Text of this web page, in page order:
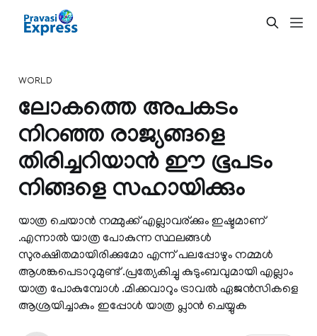
WORLD
ലോകത്തെ അപകടം
നിറഞ്ഞ രാജ്യങ്ങളെ
തിരിച്ചറിയാന്‍ ഈ ഭൂപടം
നിങ്ങളെ സഹായിക്കും
യാത്ര ചെയാന്‍ നമ്മുക്ക് എല്ലാവര്ക്കും ഇഷ്ടമാണ്
.എന്നാല്‍ യാത്ര പോകുന്ന സ്ഥലങ്ങള്‍
സുരക്ഷിതമായിരിക്കുമോ എന്ന് പലപ്പോഴും നമ്മള്‍
ആശങ്കപെടാറുമുണ്ട് .പ്രത്യേകിച്ചു കുടുംബവുമായി എല്ലാം
യാത്ര പോകുമ്പോള്‍ .മിക്കവാറും ട്രാവല്‍ ഏജന്‍സികളെ
ആശ്രയിച്ചാകും ഇപ്പോള്‍ യാത്ര പ്ലാന്‍ ചെയ്യുക